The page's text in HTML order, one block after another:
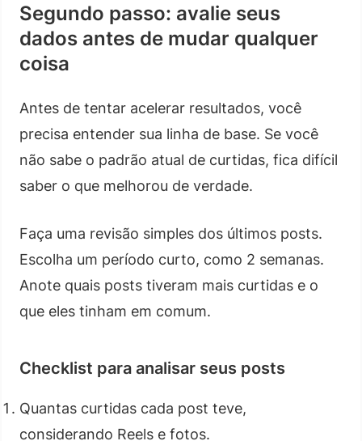
Segundo passo: avalie seus
dados antes de mudar qualquer
coisa
Antes de tentar acelerar resultados, você
precisa entender sua linha de base. Se você
não sabe o padrão atual de curtidas, fica difícil
saber o que melhorou de verdade.
Faça uma revisão simples dos últimos posts.
Escolha um período curto, como 2 semanas.
Anote quais posts tiveram mais curtidas e o
que eles tinham em comum.
Checklist para analisar seus posts
Quantas curtidas cada post teve,
considerando Reels e fotos.